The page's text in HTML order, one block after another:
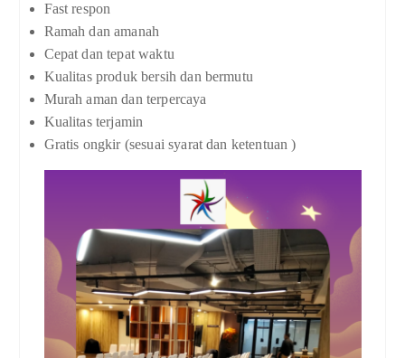
Fast respon
Ramah dan amanah
Cepat dan tepat waktu
Kualitas produk bersih dan bermutu
Murah aman dan terpercaya
Kualitas terjamin
Gratis ongkir (sesuai syarat dan ketentuan )